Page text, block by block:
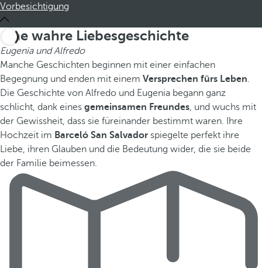
Vorbesichtigung
Eine wahre Liebesgeschichte
Eugenia und Alfredo
Manche Geschichten beginnen mit einer einfachen
Begegnung und enden mit einem Versprechen fürs Leben.
Die Geschichte von Alfredo und Eugenia begann ganz
schlicht, dank eines gemeinsamen Freundes, und wuchs mit
der Gewissheit, dass sie füreinander bestimmt waren. Ihre
Hochzeit im Barceló San Salvador spiegelte perfekt ihre
Liebe, ihren Glauben und die Bedeutung wider, die sie beide
der Familie beimessen.